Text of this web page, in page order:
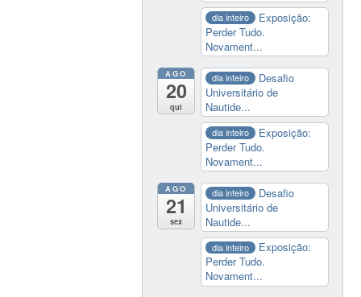
dia inteiro
Exposição:
Perder Tudo.
Novament...
AGO
20
qui
dia inteiro
Desafio
Universitário de
Nautide...
dia inteiro
Exposição:
Perder Tudo.
Novament...
AGO
21
sex
dia inteiro
Desafio
Universitário de
Nautide...
dia inteiro
Exposição:
Perder Tudo.
Novament...